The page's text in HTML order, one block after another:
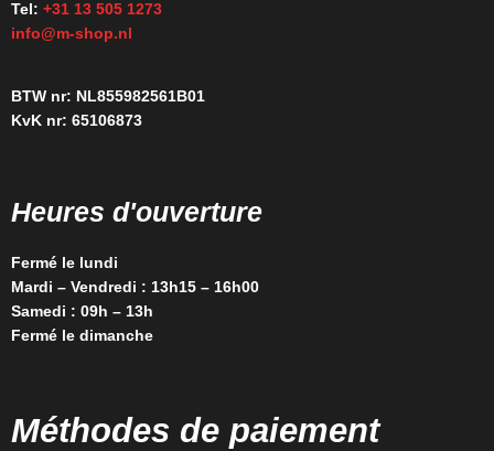
Tel: +31 13 505 1273
info@m-shop.nl
BTW nr: NL855982561B01
KvK nr: 65106873
Heures d'ouverture
Fermé le lundi
Mardi – Vendredi : 13h15 – 16h00
Samedi : 09h – 13h
Fermé le dimanche
Méthodes de paiement